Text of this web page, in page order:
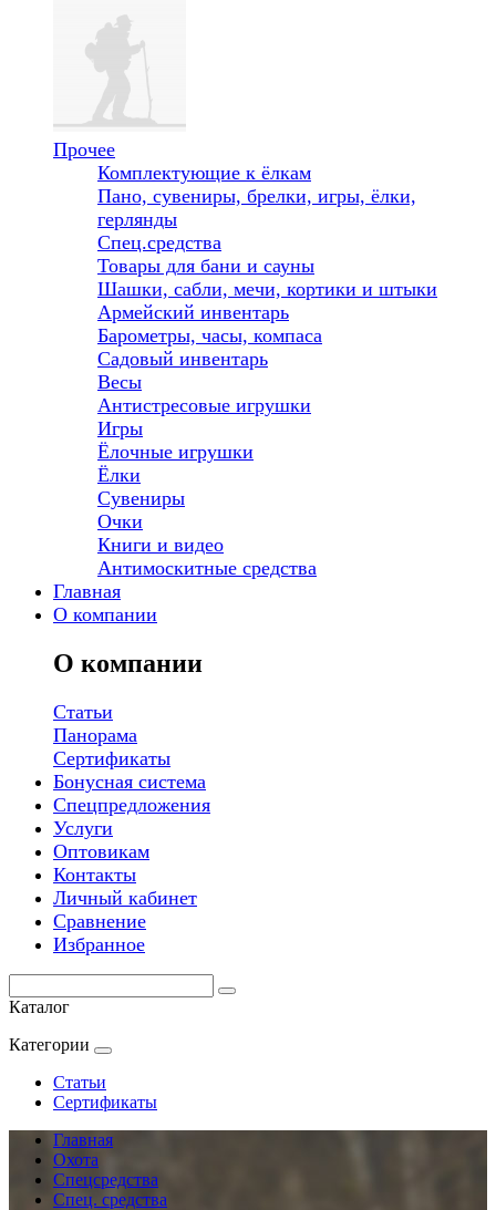
Прочее
Комплектующие к ёлкам
Пано, сувениры, брелки, игры, ёлки,
герлянды
Спец.средства
Товары для бани и сауны
Шашки, сабли, мечи, кортики и штыки
Армейский инвентарь
Барометры, часы, компаса
Садовый инвентарь
Весы
Антистресовые игрушки
Игры
Ёлочные игрушки
Ёлки
Сувениры
Очки
Книги и видео
Антимоскитные средства
Главная
О компании
О компании
Статьи
Панорама
Сертификаты
Бонусная система
Спецпредложения
Услуги
Оптовикам
Контакты
Личный кабинет
Сравнение
Избранное
Каталог
Категории
Статьи
Сертификаты
Главная
Охота
Спецсредства
Спец. средства